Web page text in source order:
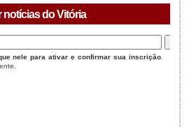
notícias do Vitória
nele para ativar e confirmar sua inscrição